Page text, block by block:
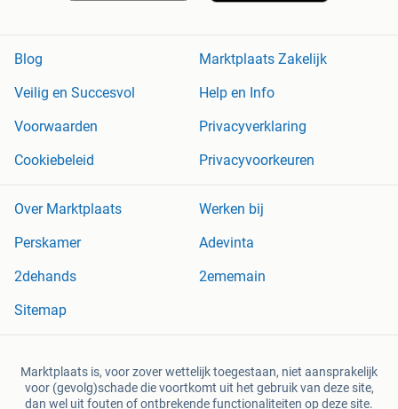
Blog
Marktplaats Zakelijk
Veilig en Succesvol
Help en Info
Voorwaarden
Privacyverklaring
Cookiebeleid
Privacyvoorkeuren
Over Marktplaats
Werken bij
Perskamer
Adevinta
2dehands
2ememain
Sitemap
Marktplaats is, voor zover wettelijk toegestaan, niet aansprakelijk
voor (gevolg)schade die voortkomt uit het gebruik van deze site,
dan wel uit fouten of ontbrekende functionaliteiten op deze site.